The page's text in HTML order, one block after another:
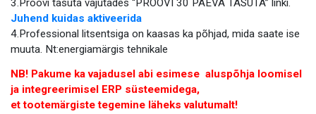
3.Proovi tasuta vajutades “PROOVI 30 PÄEVA TASUTA” linki.
Juhend kuidas aktiveerida
4.Professional litsentsiga on kaasas ka põhjad, mida saate ise
muuta. Nt:energiamärgis tehnikale
NB! Pakume ka vajadusel abi esimese aluspõhja loomisel
ja integreerimisel ERP süsteemidega,
et tootemärgiste tegemine läheks valutumalt!